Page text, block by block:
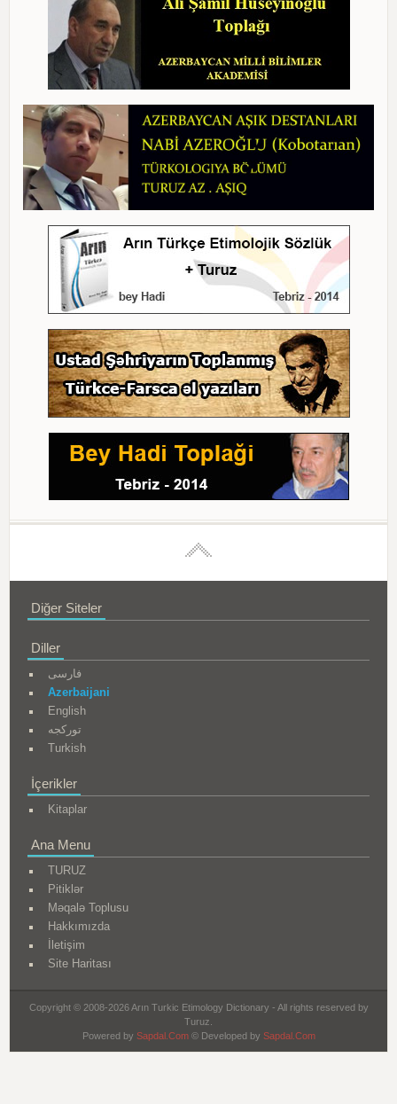
Diğer Siteler
Diller
فارسی
Azerbaijani
English
تورکجه
Turkish
İçerikler
Kitaplar
Ana Menu
TURUZ
Pitiklər
Məqalə Toplusu
Hakkımızda
İletişim
Site Haritası
Copyright © 2008-2026 Arın Turkic Etimology Dictionary - All rights reserved by
Turuz.
Powered by Sapdal.Com© Developed by Sapdal.Com